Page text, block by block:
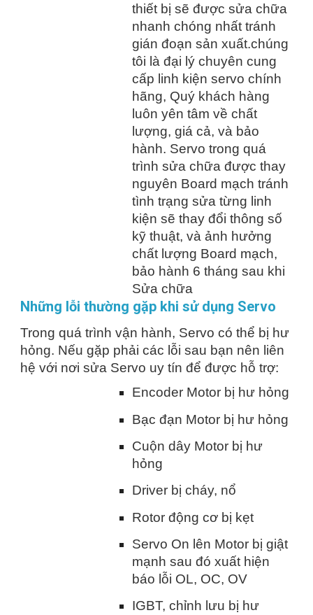
thiết bị sẽ được sửa chữa
nhanh chóng nhất tránh
gián đoạn sản xuất.chúng
tôi là đại lý chuyên cung
cấp linh kiện servo chính
hãng, Quý khách hàng
luôn yên tâm về chất
lượng, giá cả, và bảo
hành. Servo trong quá
trình sửa chữa được thay
nguyên Board mạch tránh
tình trạng sửa từng linh
kiện sẽ thay đổi thông số
kỹ thuật, và ảnh hưởng
chất lượng Board mạch,
bảo hành 6 tháng sau khi
Sửa chữa
Những lỗi thường gặp khi sử dụng Servo
Trong quá trình vận hành, Servo có thể bị hư
hỏng. Nếu gặp phải các lỗi sau bạn nên liên
hệ với nơi sửa Servo uy tín để được hỗ trợ:
Encoder Motor bị hư hỏng
Bạc đạn Motor bị hư hỏng
Cuộn dây Motor bị hư
hỏng
Driver bị cháy, nổ
Rotor động cơ bị kẹt
Servo On lên Motor bị giật
mạnh sau đó xuất hiện
báo lỗi OL, OC, OV
IGBT, chỉnh lưu bị hư